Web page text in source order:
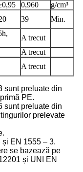
0,960
g/cm³
39
Min.
A trecut
A trecut
A trecut
sunt preluate din
PE.
sunt preluate din
prelevate
și EN 1555 – 3.
se bazează pe
și UNI EN